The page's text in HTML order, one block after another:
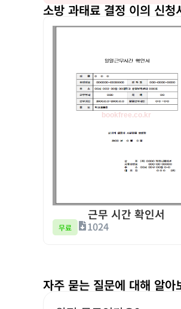
소방 과태료 결정 이의 신
근무 시간 확인서
무료 1024
자주 묻는 질문에 대해 알아